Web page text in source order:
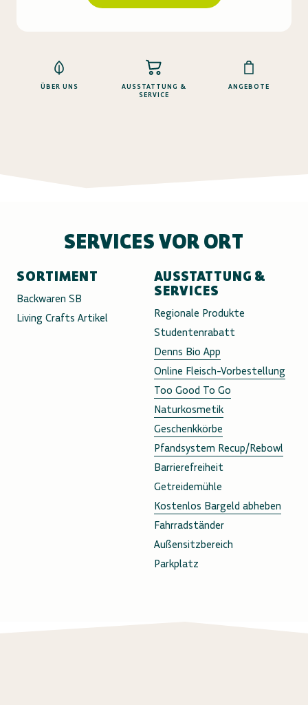
ÜBER UNS
AUSSTATTUNG &
SERVICE
ANGEBOTE
SERVICES VOR ORT
SORTIMENT
Backwaren SB
Living Crafts Artikel
AUSSTATTUNG &
SERVICES
Regionale Produkte
Studentenrabatt
Denns Bio App
Online Fleisch-Vorbestellung
Too Good To Go
Naturkosmetik
Geschenkkörbe
Pfandsystem Recup/Rebowl
Barrierefreiheit
Getreidemühle
Kostenlos Bargeld abheben
Fahrradständer
Außensitzbereich
Parkplatz